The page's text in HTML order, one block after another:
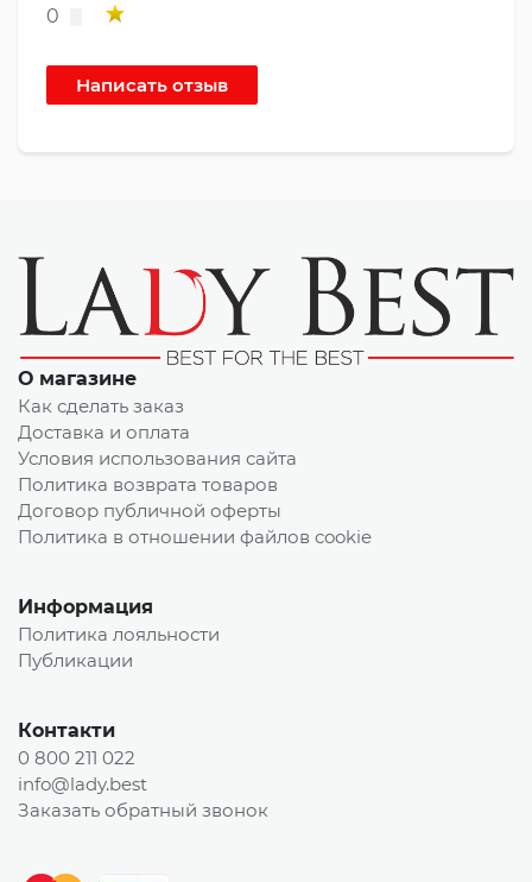
0
О магазине
Как сделать заказ
Доставка и оплата
Условия использования сайта
Политика возврата товаров
Договор публичной оферты
Политика в отношении файлов cookie
Информация
Политика лояльности
Публикации
Контакти
0 800 211 022
info@lady.best
Заказать обратный звонок